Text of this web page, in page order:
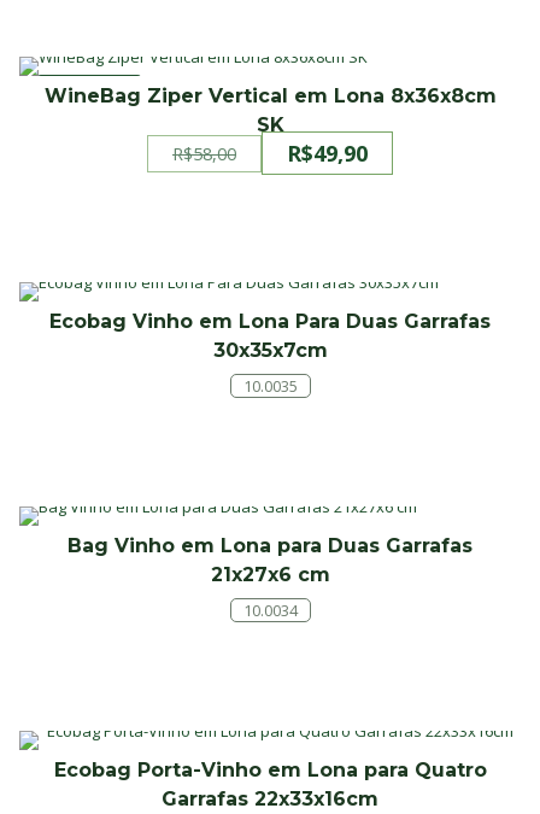
PROMOÇÃO
WineBag Ziper Vertical em Lona 8x36x8cm
SK
R$58,00 R$49,90
Ecobag Vinho em Lona Para Duas Garrafas
30x35x7cm
10.0035
Bag Vinho em Lona para Duas Garrafas
21x27x6 cm
10.0034
Ecobag Porta-Vinho em Lona para Quatro
Garrafas 22x33x16cm